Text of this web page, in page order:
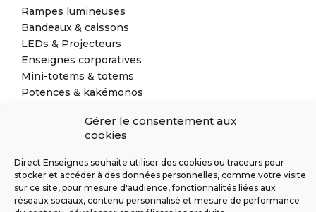
Gérer le consentement aux
cookies
Direct Enseignes souhaite utiliser des cookies ou traceurs pour
stocker et accéder à des données personnelles, comme votre visite
sur ce site, pour mesure d'audience, fonctionnalités liées aux
réseaux sociaux, contenu personnalisé et mesure de performance
Rampes lumineuses
Bandeaux & caissons
LEDs & Projecteurs
Enseignes corporatives
Mini-totems & totems
Potences & kakémonos
Solutions complémentaires